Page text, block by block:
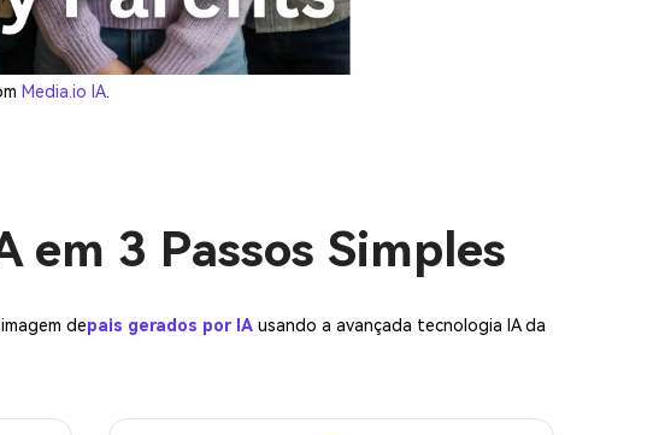
Media.io IA.
em 3 Passos Simples
depais gerados por IA usando a avançada tecnologia IA da